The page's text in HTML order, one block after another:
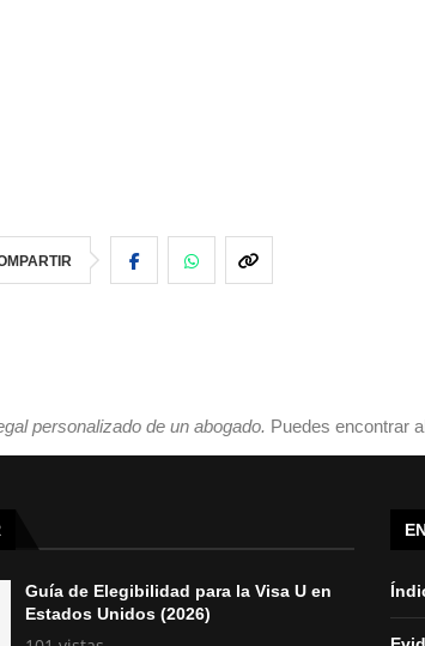
personalizado de un abogado. Puedes encontrar
Guía de Elegibilidad para la Visa U en
Estados Unidos (2026)